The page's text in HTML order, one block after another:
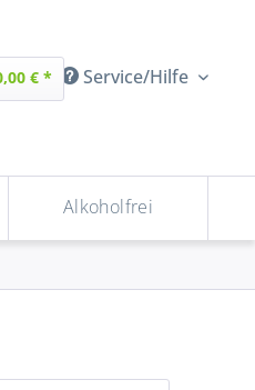
Service/Hilfe
€ *
Alkoholfrei